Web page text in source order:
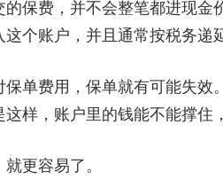
保费，并不会整笔都进现金
个账户，并且通常按税务递
单费用，保单就有可能失效
样，账户里的钱能不能撑住
更容易了。